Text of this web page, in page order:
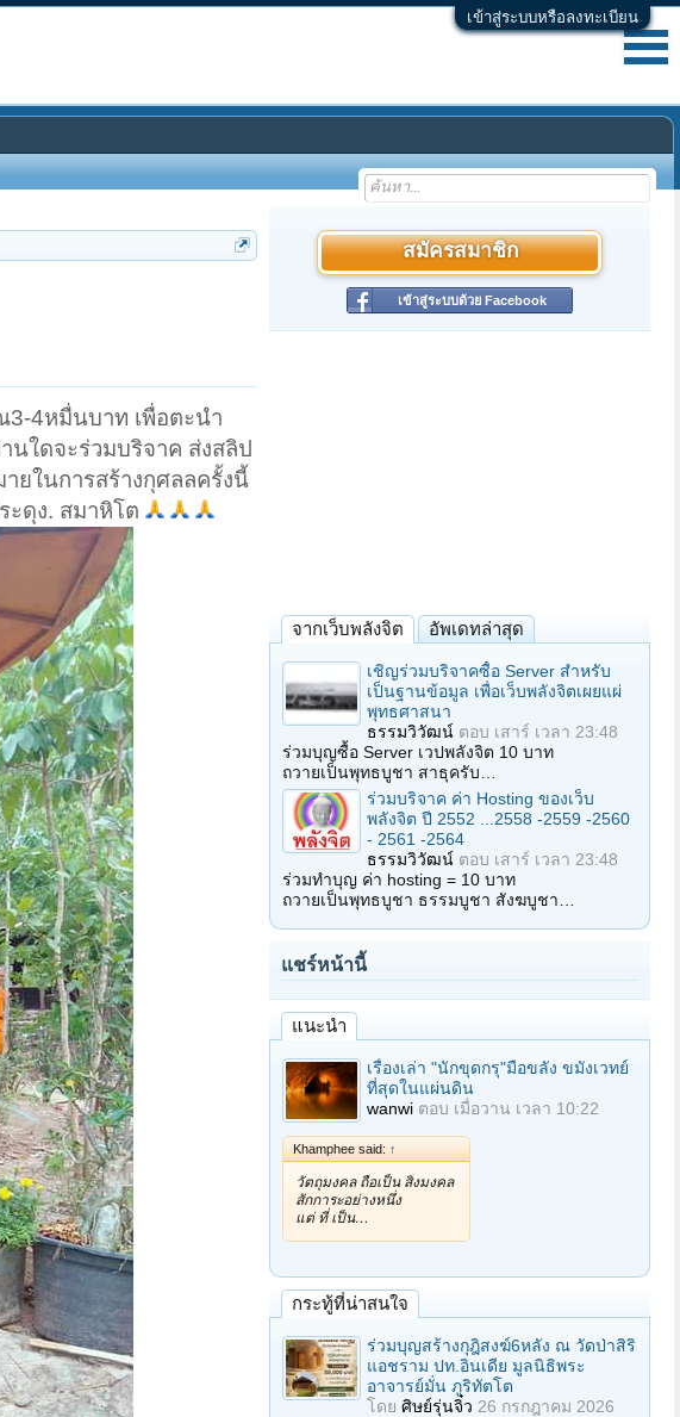
เข้าสู่ระบบหรือลงทะเบียน
3-4หมื่นบาท เพื่อตะนำ
ใดจะร่วมบริจาค ส่งสลิป
ยในการสร้างกุศลลครั้งนี้
ะดุง. สมาหิโต
สมัครสมาชิก
เข้าสู่ระบบด้วย Facebook
จากเว็บพลังจิต อัพเดทล่าสุด
เชิญร่วมบริจาคซื้อ Server สำหรับ
เป็นฐานข้อมูล เพื่อเว็บพลังจิตเผยแผ่
พุทธศาสนา
ธรรมวิวัฒน์ ตอบ เสาร์ เวลา 23:48
ร่วมบุญซื้อ Server เวปพลังจิต 10 บาท
ถวายเป็นพุทธบูชา สาธุครับ…
ร่วมบริจาค ค่า Hosting ของเว็บ
พลังจิต ปี 2552 ...2558 -2559 -2560
- 2561 -2564
ธรรมวิวัฒน์ ตอบ เสาร์ เวลา 23:48
ร่วมทำบุญ ค่า hosting = 10 บาท
ถวายเป็นพุทธบูชา ธรรมบูชา สังฆบูชา…
แชร์หน้านี้
แนะนำ
เรื่องเล่า "นักขุดกรุ"มือขลัง ขมังเวทย์
ที่สุดในแผ่นดิน
wanwi ตอบ เมื่อวาน เวลา 10:22
Khamphee said: ↑
วัตถุมงคล ถือเป็น สิ่งมงคล
สักการะอย่างหนึ่ง
แต่ ที่ เป็น…
กระทู้ที่น่าสนใจ
ร่วมบุญสร้างกุฎิสงฆ์6หลัง ณ วัดป่าสิริ
แอชราม ปท.อินเดีย มูลนิธิพระ
อาจารย์มั่น ภูริทัตโต
โดย ศิษย์รุ่นจิ๋ว 26 กรกฎาคม 2026